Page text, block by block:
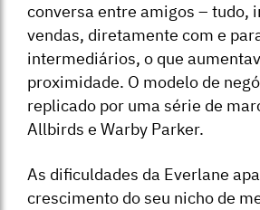
conversa entre amigos – tudo,
vendas, diretamente com e
intermediários, o que
proximidade. O modelo de
replicado por uma série de
Allbirds e Warby Parker.
As dificuldades da Everlane
crescimento do seu nicho de